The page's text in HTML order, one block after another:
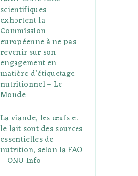
scientifiques
exhortent la
Commission
européenne à ne pas
revenir sur son
engagement en
matière d’étiquetage
nutritionnel – Le
Monde
La viande, les œufs et
le lait sont des sources
essentielles de
nutrition, selon la FAO
– ONU Info